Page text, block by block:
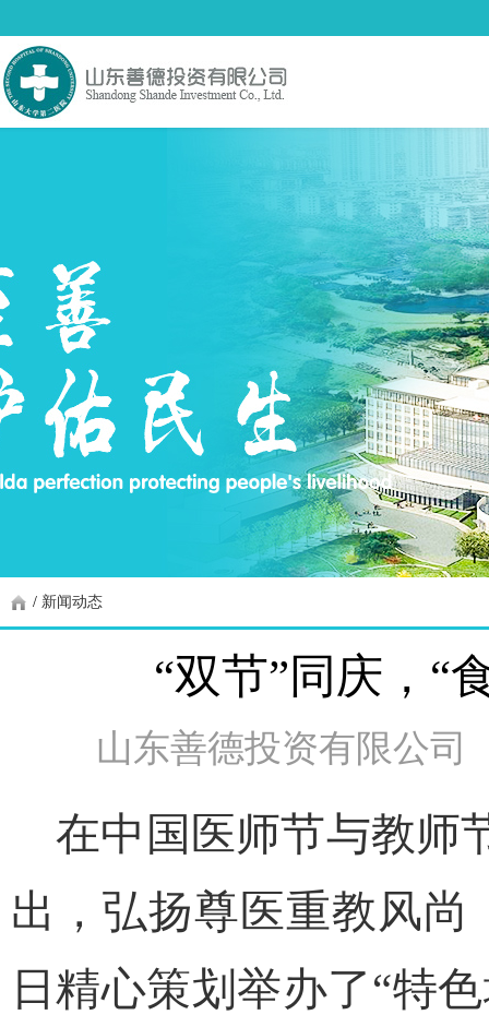
/ 新闻动态
“双节”同庆，“
山东善德投资有限公司
在中国医师节与教师
出，弘扬尊医重教风尚
日精心策划举办了“特